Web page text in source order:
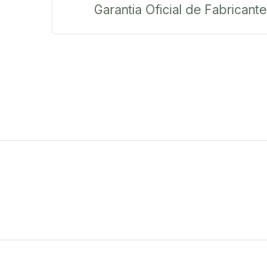
Garantia Oficial de Fabricante